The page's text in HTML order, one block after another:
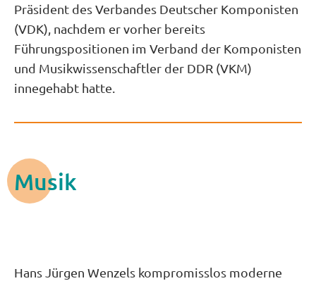
Präsident des Verbandes Deutscher Komponisten
(VDK), nachdem er vorher bereits
Führungspositionen im Verband der Komponisten
und Musikwissenschaftler der DDR (VKM)
innegehabt hatte.
Musik
Hans Jürgen Wenzels kompromisslos moderne